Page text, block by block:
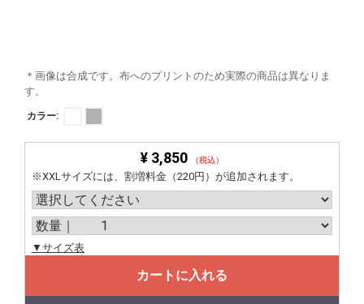
＊画像は合成です。布へのプリントのため実際の商品は異なりま
す。
カラー:
¥ 3,850 （税込）
※XXLサイズには、割増料金（220円）が追加されます。
▼サイズ表
カートに入れる